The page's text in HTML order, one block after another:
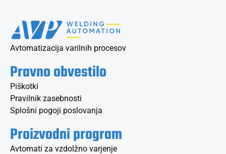
Avtomatizacija varilnih procesov
Pravno obvestilo
Piškotki
Pravilnik zasebnosti
Splošni pogoji poslovanja
Proizvodni program
Avtomati za vzdolžno varjenje